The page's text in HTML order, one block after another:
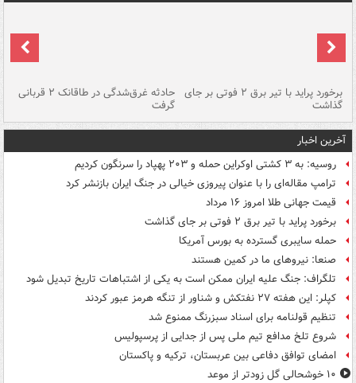
برخورد پراید با تیر برق ۲ فوتی بر جای
گذاشت
حادثه غرق‌شدگی در طاقانک ۲ قربانی
گرفت
آخرین اخبار
روسیه: به ۳ کشتی اوکراین حمله و ۲۰۳ پهپاد را سرنگون کردیم
ترامپ مقاله‌ای را با عنوان پیروزی خیالی در جنگ ایران بازنشر کرد
قیمت جهانی طلا امروز ۱۶ مرداد
برخورد پراید با تیر برق ۲ فوتی بر جای گذاشت
حمله سایبری گسترده به بورس آمریکا
صنعا: نیروهای ما در کمین‌ هستند
تلگراف: جنگ علیه ایران ممکن است به یکی از اشتباهات تاریخ تبدیل شود
کپلر: این هفته ۲۷ نفتکش و شناور از تنگه هرمز عبور کردند
تنظیم قولنامه برای اسناد سبزرنگ ممنوع شد
شروع تلخ مدافع تیم ملی پس از جدایی از پرسپولیس
امضای توافق دفاعی بین عربستان، ترکیه و پاکستان
۱۰ خوشحالی گل زودتر از موعد